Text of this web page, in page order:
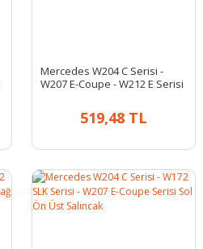
Mercedes W204 C Serisi -
W207 E-Coupe - W212 E Serisi
519,48 TL